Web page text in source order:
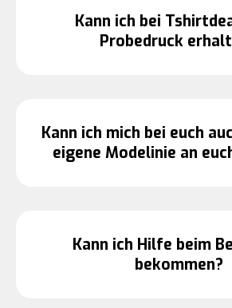
Kann ich bei
Probedruck
Kann ich mich bei euch
eigene Modelinie an
Kann ich Hilfe beim
bekommen?